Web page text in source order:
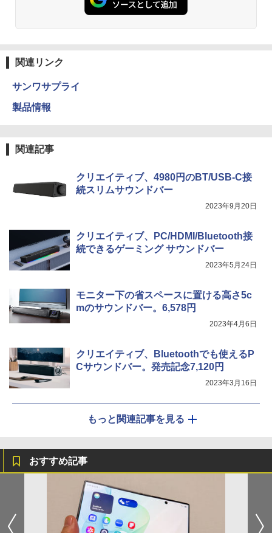
関連リンク
サンワサプライ
製品情報
関連記事
クリエイティブ、4980円のBT/USB-C接
続スリムサウンドバー
2023年9月20日
クリエイティブ、PC/HDMI/Bluetooth接
続できるゲーミング サウンドバー
2023年5月24日
モニター下の省スペースに置ける高さ5c
mのサウンドバー。6,578円
2023年4月6日
クリエイティブ、Bluetoothでも使えるP
Cサウンドバー。発売記念7,120円
2023年3月16日
もっと関連記事を見る
おすすめ記事